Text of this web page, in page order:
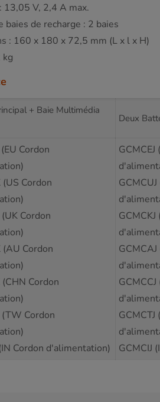
13,05 V, 2,4 A max.
baies de recharge : 2 baies
: 160 x 180 x 72,5 mm (L x l x H)
kg
+ Baie Multimédia
Deux
Cordon
Cordon
Cordon
(AU Cordon
Cordon
(TW Cordon
Cordon d'alimentation)
GCMCEJ
GCMCKJ
GCMCIJ